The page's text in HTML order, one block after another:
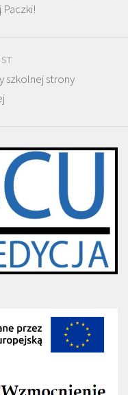
szkolnej strony